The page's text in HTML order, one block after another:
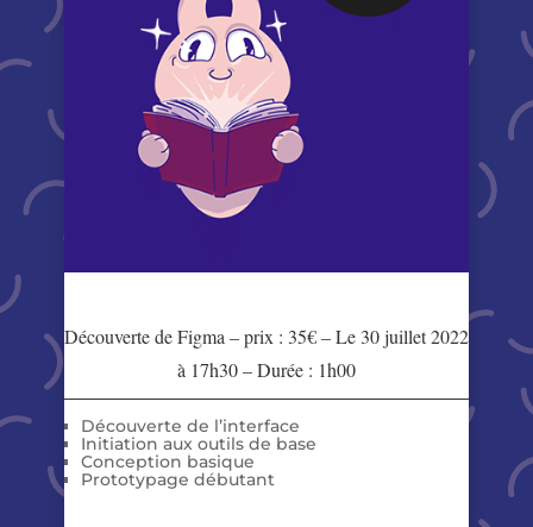
Découverte de Figma – prix : 35€ – Le 30 juillet 2022
à 17h30 – Durée : 1h00
Découverte de l’interface
Initiation aux outils de base
Conception basique
Prototypage débutant